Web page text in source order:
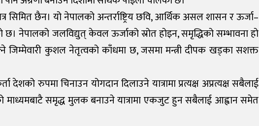
सिमित छैन। यो नेपालको अन्तर्राष्ट्रिय छवि, आर्थिक असल शासन र ऊर्जा–
नेपालको जलविद्युत् केवल ऊर्जाको स्रोत होइन, समृद्धिको सम्भावना हो
जिम्मेवारी कुशल नेतृत्वको काँधमा छ, जसमा मन्त्री दीपक खड्का सशक्त
देशको रुपमा चिनाउन योगदान दिलाउने यात्रामा प्रत्यक्ष अप्रत्यक्ष सबैलाई
माध्यमबाटै समृद्ध मुलक बनाउने यात्रामा एकजुट हुन सबैलाई आह्वान समेत